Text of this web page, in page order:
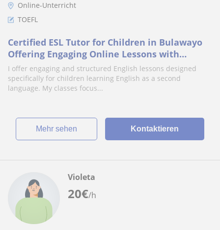
Online-Unterricht
TOEFL
Certified ESL Tutor for Children in Bulawayo
Offering Engaging Online Lessons with
Proven Results and Interactive Learning
Methods
I offer engaging and structured English lessons designed
specifically for children learning English as a second
language. My classes focus...
Mehr sehen Kontaktieren
20€/h
Violeta